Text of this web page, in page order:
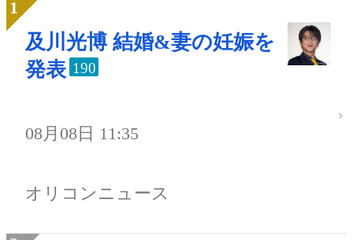
及川光博 結婚&妻の妊娠を
発表 190
08月08日 11:35
オリコンニュース